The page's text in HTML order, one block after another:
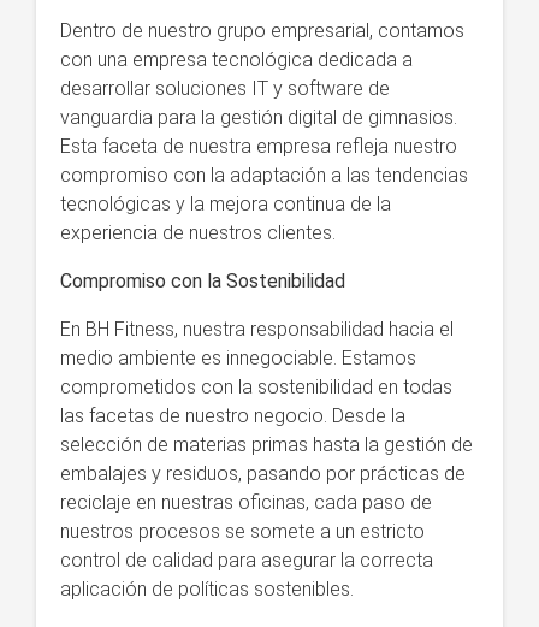
Dentro de nuestro grupo empresarial, contamos
con una empresa tecnológica dedicada a
desarrollar soluciones IT y software de
vanguardia para la gestión digital de gimnasios.
Esta faceta de nuestra empresa refleja nuestro
compromiso con la adaptación a las tendencias
tecnológicas y la mejora continua de la
experiencia de nuestros clientes.
Compromiso con la Sostenibilidad
En BH Fitness, nuestra responsabilidad hacia el
medio ambiente es innegociable. Estamos
comprometidos con la sostenibilidad en todas
las facetas de nuestro negocio. Desde la
selección de materias primas hasta la gestión de
embalajes y residuos, pasando por prácticas de
reciclaje en nuestras oficinas, cada paso de
nuestros procesos se somete a un estricto
control de calidad para asegurar la correcta
aplicación de políticas sostenibles.